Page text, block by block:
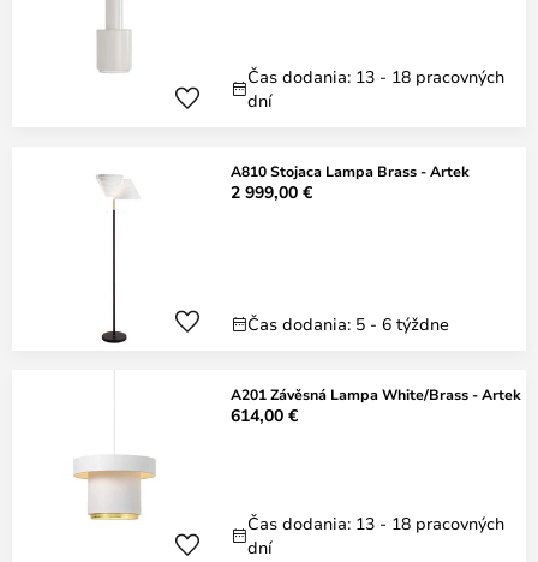
Čas dodania: 13 - 18 pracovných
dní
A810 Stojaca Lampa Brass - Artek
2 999,00 €
Čas dodania: 5 - 6 týždne
A201 Závěsná Lampa White/Brass - Artek
614,00 €
Čas dodania: 13 - 18 pracovných
dní